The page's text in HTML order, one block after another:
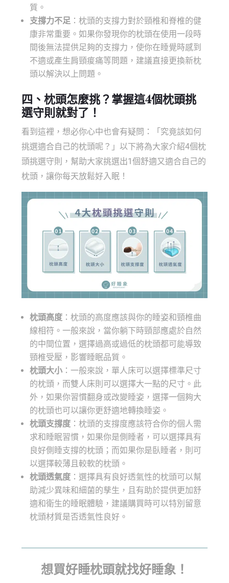
質。
支撐力不足 ：枕頭的支撐力對於頸椎和脊椎的健
康非常重要。如果你發現你的枕頭在使用一段時
間後無法提供足夠的支撐力，使你在睡覺時感到
不適或產生肩頸痠痛等問題，建議直接更換新枕
頭以解決以上問題。
四、枕頭怎麼挑？掌握這4個枕頭挑
選守則就對了！
看到這裡，想必你心中也會有疑問：「究竟該如何
挑選適合自己的枕頭呢？」以下將為大家介紹4個枕
頭挑選守則，幫助大家挑選出1個舒適又適合自己的
枕頭，讓你每天放鬆好入眠！
枕頭高度 ：枕頭的高度應該與你的睡姿和頸椎曲
線相符。一般來說，當你躺下時頸部應處於自然
的中間位置，選擇過高或過低的枕頭都可能導致
頸椎受壓，影響睡眠品質。
枕頭大小 ：一般來說，單人床可以選擇標準尺寸
的枕頭，而雙人床則可以選擇大一點的尺寸。此
外，如果你習慣翻身或改變睡姿，選擇一個夠大
的枕頭也可以讓你更舒適地轉換睡姿。
枕頭支撐度 ：枕頭的支撐度應該符合你的個人需
求和睡眠習慣，如果你是側睡者，可以選擇具有
良好側睡支撐的枕頭；而如果你是臥睡者，則可
以選擇較薄且較軟的枕頭。
枕頭透氣度 ：選擇具有良好透氣性的枕頭可以幫
助減少異味和細菌的孳生，且有助於提供更加舒
適和衛生的睡眠體驗，建議購買時可以特別留意
枕頭材質是否透氣性良好。
想買好睡枕頭就找好睡象！